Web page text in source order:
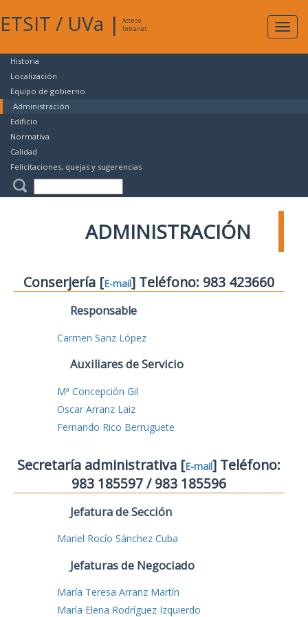
ETSIT / UVa |
Acceso
Intranet
Historia
Localización
Equipo de gobierno
Administración
Edificio
Normativa
Calidad
Felicitaciones, quejas y sugerencias
ADMINISTRACIÓN
Conserjería [E-mail] Teléfono: 983 423660
Responsable
Carmen Sanz López
Auxiliares de Servicio
Mª Concepción Gil
Oscar Arranz Laiz
Fernando Rico Berruguete
Secretaría administrativa [E-mail] Teléfono:
983 185597 / 983 185596
Jefatura de Sección
Mariel Rocío Sánchez Cuba
Jefaturas de Negociado
María Teresa Arranz Martín
María Elena Rodríguez Izquierdo